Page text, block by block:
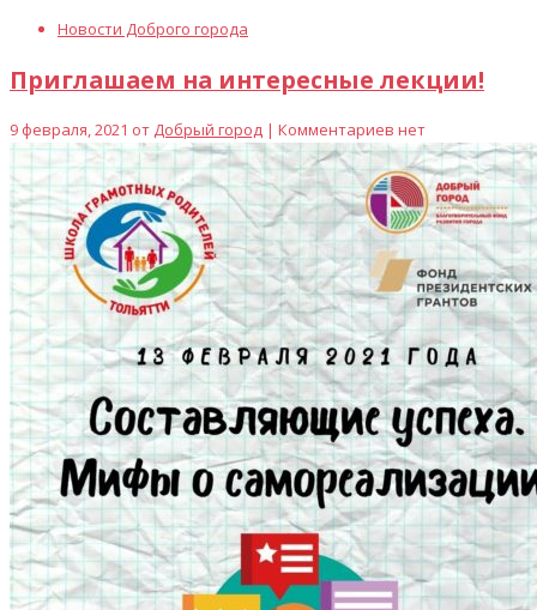
Новости Доброго города
Приглашаем на интересные лекции!
9 февраля, 2021 от Добрый город | Комментариев нет